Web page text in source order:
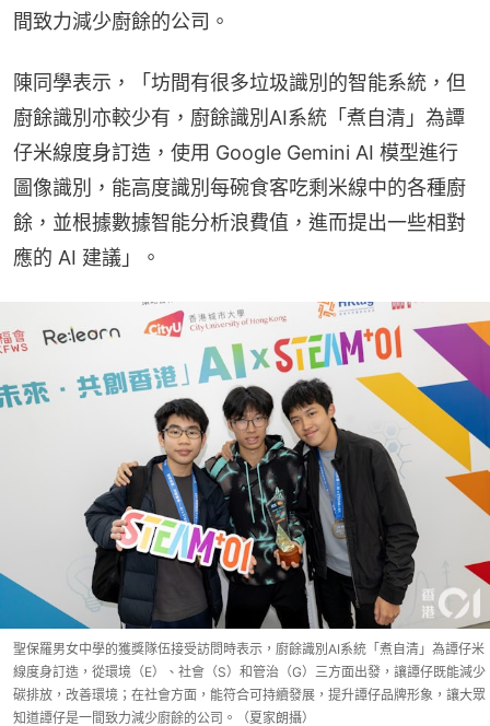
間致力減少廚餘的公司。
陳同學表示，「坊間有很多垃圾識別的智能系統，但
廚餘識別亦較少有，廚餘識別AI系統「煮自清」為譚
仔米線度身訂造，使用 Google Gemini AI 模型進行
圖像識別，能高度識別每碗食客吃剩米線中的各種廚
餘，並根據數據智能分析浪費值，進而提出一些相對
應的 AI 建議」。
聖保羅男女中學的獲獎隊伍接受訪問時表示，廚餘識別AI系統「煮自清」為譚仔米
線度身訂造，從環境（E）、社會（S）和管治（G）三方面出發，讓譚仔既能減少
碳排放，改善環境；在社會方面，能符合可持續發展，提升譚仔品牌形象，讓大眾
知道譚仔是一間致力減少廚餘的公司。（夏家朗攝）